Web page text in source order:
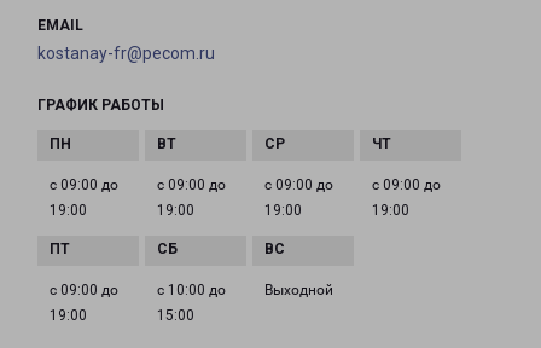
EMAIL
kostanay-fr@pecom.ru
ГРАФИК РАБОТЫ
с 09:00 до
19:00
с 09:00 до
19:00
с 09:00 до
19:00
с 09:00 до
19:00
с 09:00 до
19:00
с 10:00 до
15:00
Выходной